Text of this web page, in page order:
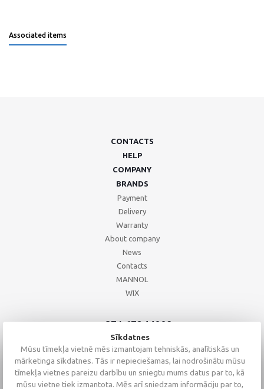
Associated items
CONTACTS
HELP
COMPANY
BRANDS
Payment
Delivery
Warranty
About company
News
Contacts
MANNOL
WIX
+371 67244008
+371 67271055
+371 26002793
Sīkdatnes
Mūsu tīmekļa vietnē mēs izmantojam tehniskās, analītiskās un
mārketinga sīkdatnes. Tās ir nepieciešamas, lai nodrošinātu mūsu
tīmekļa vietnes pareizu darbību un sniegtu mums datus par to, kā
mūsu vietne tiek izmantota. Mēs arī sniedzam informāciju par to,